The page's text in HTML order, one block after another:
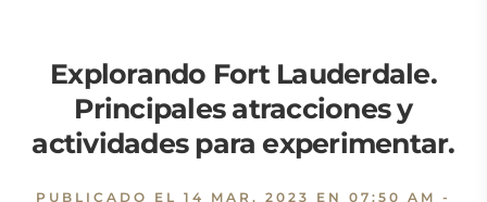
Explorando Fort Lauderdale.
Principales atracciones y
actividades para experimentar.
PUBLICADO EL 14 MAR, 2023 EN 07:50 AM -